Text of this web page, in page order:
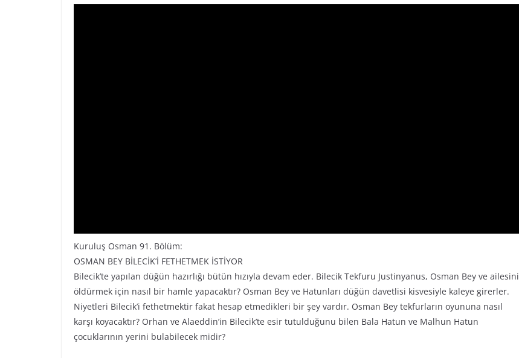
Kuruluş Osman 91. Bölüm:
OSMAN BEY BİLECİK’İ FETHETMEK İSTİYOR
Bilecik’te yapılan düğün hazırlığı bütün hızıyla devam eder. Bilecik Tekfuru Justinyanus, Osman Bey ve ailesini
öldürmek için nasıl bir hamle yapacaktır? Osman Bey ve Hatunları düğün davetlisi kisvesiyle kaleye girerler.
Niyetleri Bilecik’i fethetmektir fakat hesap etmedikleri bir şey vardır. Osman Bey tekfurların oyununa nasıl
karşı koyacaktır? Orhan ve Alaeddin’in Bilecik’te esir tutulduğunu bilen Bala Hatun ve Malhun Hatun
çocuklarının yerini bulabilecek midir?